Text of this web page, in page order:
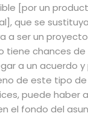
[por un
que se
a ser un
tiene chances de
a un acuerdo y
de este tipo
puede haber
el fondo del